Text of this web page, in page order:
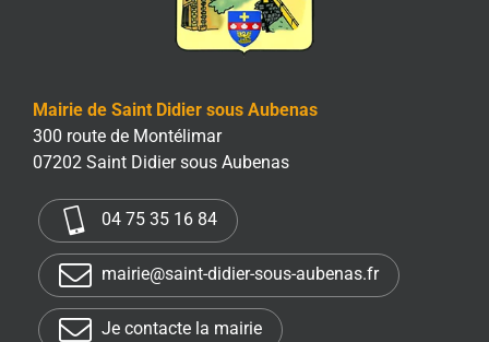
Mairie de Saint Didier sous Aubenas
300 route de Montélimar
07202 Saint Didier sous Aubenas
04 75 35 16 84
mairie@saint-didier-sous-aubenas.fr
Je contacte la mairie